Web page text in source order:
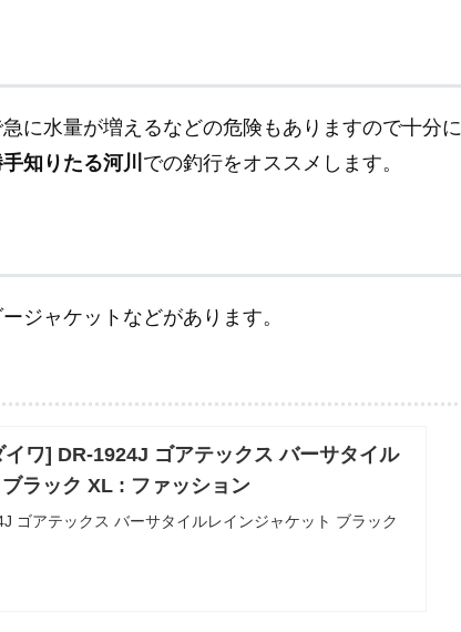
に水量が増えるなどの危険もありますので十分に
知りたる河川 での釣行をオススメします。
ジャケットなどがあります。
ワ] DR-1924J ゴアテックス バーサタイル
ラック XL : ファッション
ゴアテックス バーサタイルレインジャケット ブラック